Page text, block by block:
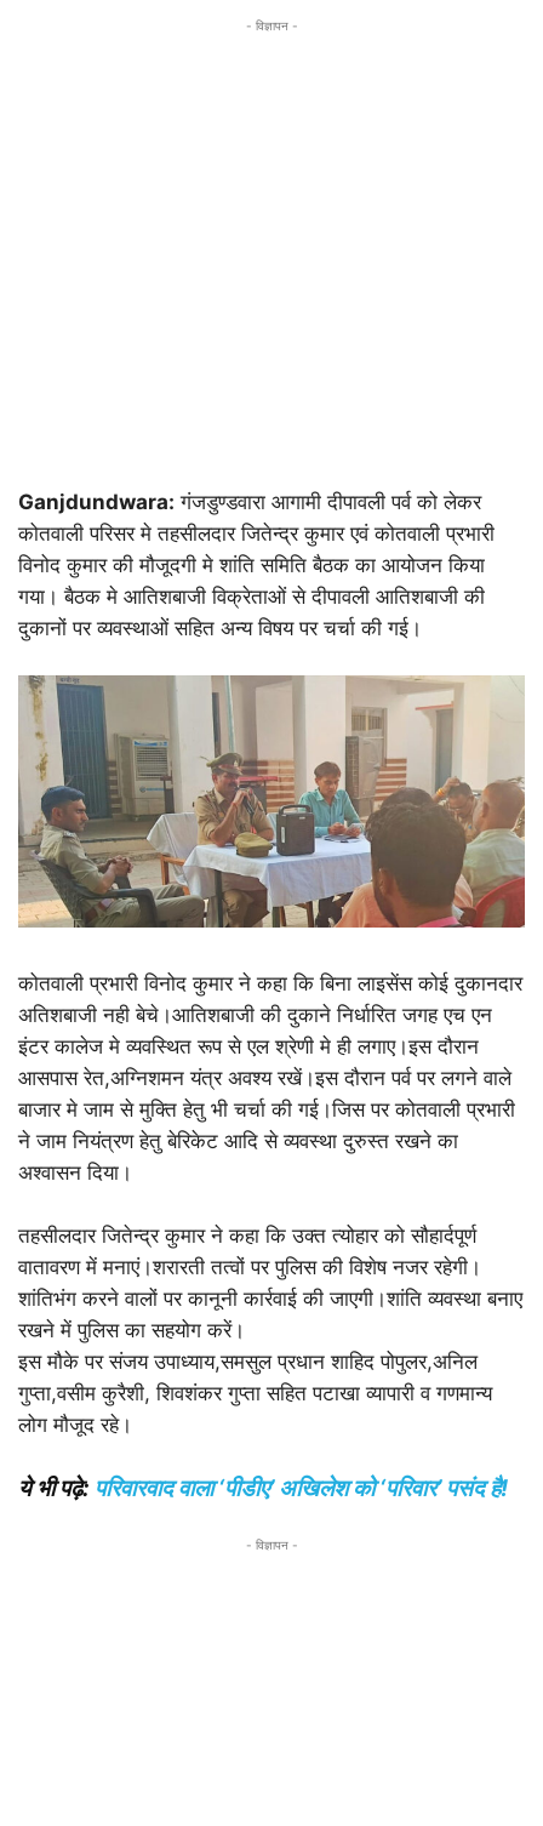
- विज्ञापन -
Ganjdundwara: गंजडुण्डवारा आगामी दीपावली पर्व को लेकर
कोतवाली परिसर मे तहसीलदार जितेन्द्र कुमार एवं कोतवाली प्रभारी
विनोद कुमार की मौजूदगी मे शांति समिति बैठक का आयोजन किया
गया। बैठक मे आतिशबाजी विक्रेताओं से दीपावली आतिशबाजी की
दुकानों पर व्यवस्थाओं सहित अन्य विषय पर चर्चा की गई।
कोतवाली प्रभारी विनोद कुमार ने कहा कि बिना लाइसेंस कोई दुकानदार
अतिशबाजी नही बेचे।आतिशबाजी की दुकाने निर्धारित जगह एच एन
इंटर कालेज मे व्यवस्थित रूप से एल श्रेणी मे ही लगाए।इस दौरान
आसपास रेत,अग्निशमन यंत्र अवश्य रखें।इस दौरान पर्व पर लगने वाले
बाजार मे जाम से मुक्ति हेतु भी चर्चा की गई।जिस पर कोतवाली प्रभारी
ने जाम नियंत्रण हेतु बेरिकेट आदि से व्यवस्था दुरुस्त रखने का
अश्वासन दिया।
तहसीलदार जितेन्द्र कुमार ने कहा कि उक्त त्योहार को सौहार्दपूर्ण
वातावरण में मनाएं।शरारती तत्वों पर पुलिस की विशेष नजर रहेगी।
शांतिभंग करने वालों पर कानूनी कार्रवाई की जाएगी।शांति व्यवस्था बनाए
रखने में पुलिस का सहयोग करें।
इस मौके पर संजय उपाध्याय,समसुल प्रधान शाहिद पोपुलर,अनिल
गुप्ता,वसीम कुरैशी, शिवशंकर गुप्ता सहित पटाखा व्यापारी व गणमान्य
लोग मौजूद रहे।
ये भी पढ़े: परिवारवाद वाला ‘पीडीए’ अखिलेश को ‘परिवार’ पसंद है!
- विज्ञापन -